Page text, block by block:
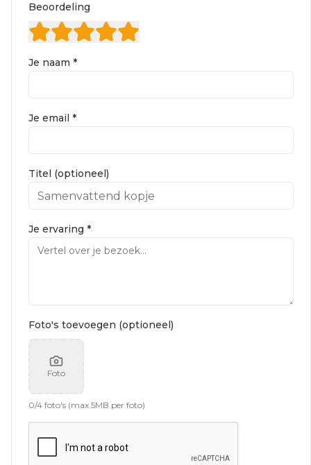
Beoordeling
Je naam *
Je email *
Titel (optioneel)
Je ervaring *
Foto's toevoegen (optioneel)
Foto
0/4 foto's (max 5MB per foto)